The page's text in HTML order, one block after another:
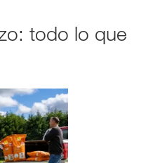
todo lo que